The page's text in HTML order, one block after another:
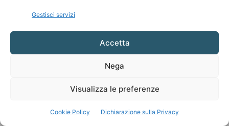
Gestisci servizi
Accetta
Nega
Visualizza le preferenze
Cookie Policy Dichiarazione sulla Privacy